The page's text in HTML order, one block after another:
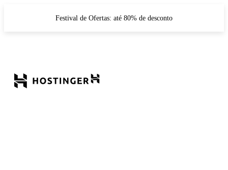
Festival de Ofertas: até 80% de desconto